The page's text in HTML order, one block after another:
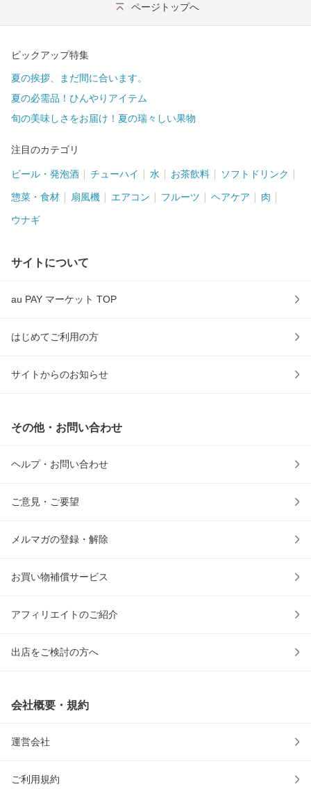
ページトップへ
ピックアップ特集
夏の挨拶、まだ間に合います。
夏の必需品！ひんやりアイテム
旬の美味しさをお届け！夏の瑞々しい果物
注目のカテゴリ
ビール・発泡酒 チューハイ 水 お茶飲料 ソフトドリンク
惣菜・食材 扇風機 エアコン フルーツ ヘアケア 肉
ウナギ
サイトについて
au PAY マーケット TOP
はじめてご利用の方
サイトからのお知らせ
その他・お問い合わせ
ヘルプ・お問い合わせ
ご意見・ご要望
メルマガの登録・解除
お買い物補償サービス
アフィリエイトのご紹介
出店をご検討の方へ
会社概要・規約
運営会社
ご利用規約